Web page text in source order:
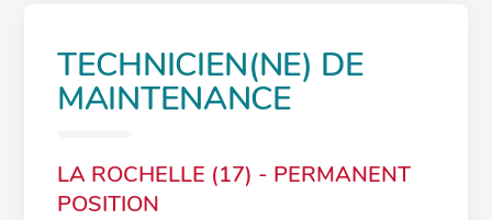
TECHNICIEN(NE) DE
MAINTENANCE
LA ROCHELLE (17) - PERMANENT
POSITION